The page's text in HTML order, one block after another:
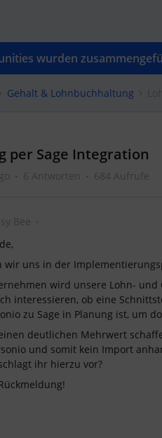
wurden
Gehalt & Lohnbuchhaltung
per Sage Integration
6 Antworten 684 Aufrufe
Bee
wir uns in der
wird unsere Lohn-
interessieren, ob eine
zu Sage in Planung ist,
deutlichen Mehrwert
und somit kein Import
ihr hierzu vor?